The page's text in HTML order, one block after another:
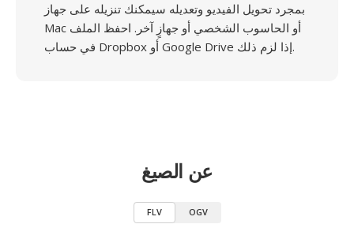
بمجرد تحويل الفيديو وتعديله سيمكنك تنزيله على جهاز
Mac أو الحاسوب الشخصي أو جهازٍ آخر. احفظ الملف
في حساب Dropbox أو Google Drive إذا لزم ذلك.
عن الصيغ
FLV OGV